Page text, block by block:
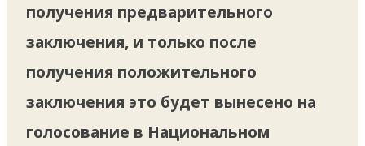
получения предварительного
заключения, и только после
получения положительного
заключения это будет вынесено на
голосование в Национальном